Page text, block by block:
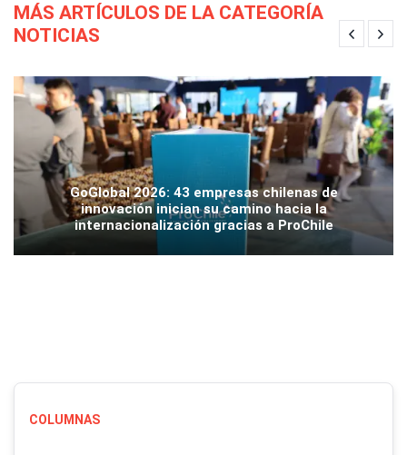
MÁS ARTÍCULOS DE LA CATEGORÍA
NOTICIAS
GoGlobal 2026: 43 empresas chilenas de
innovación inician su camino hacia la
internacionalización gracias a ProChile
COLUMNAS